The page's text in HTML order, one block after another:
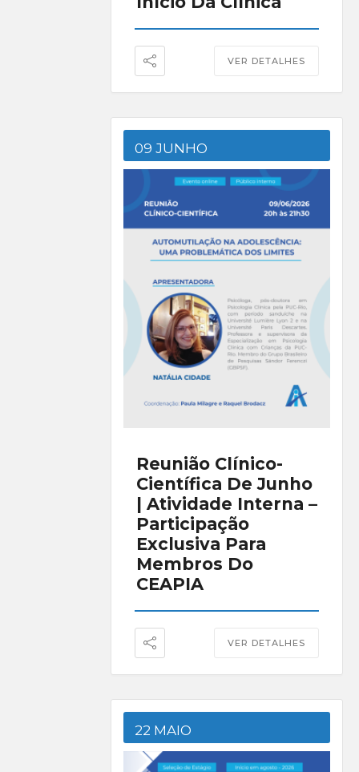
VER DETALHES
09 JUNHO
Reunião Clínico-
Científica De Junho
| Atividade Interna –
Participação
Exclusiva Para
Membros Do
CEAPIA
VER DETALHES
22 MAIO